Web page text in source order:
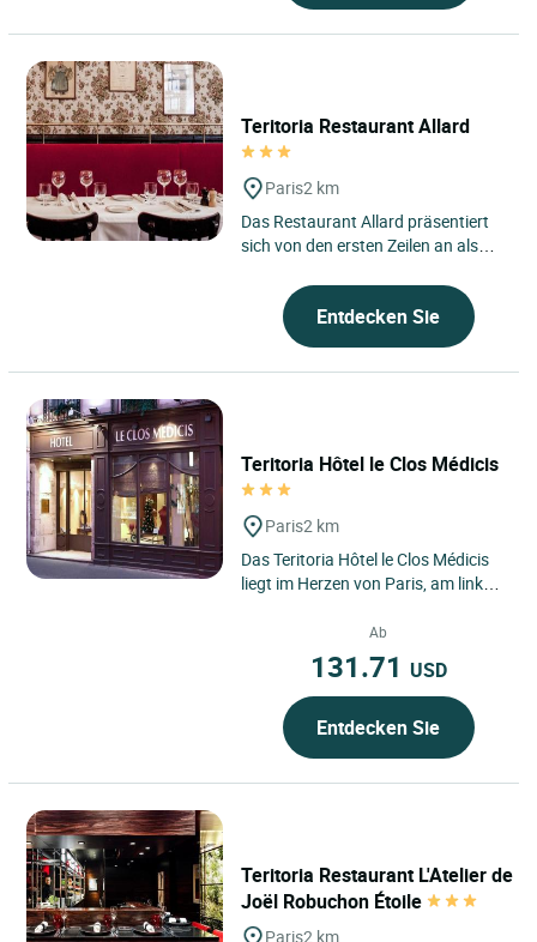
Teritoria Restaurant Allard
Paris2 km
Das Restaurant Allard präsentiert
sich von den ersten Zeilen an als
Arrondissement von...
Entdecken Sie
Teritoria Hôtel le Clos Médicis
Paris2 km
Das Teritoria Hôtel le Clos Médicis
liegt im Herzen von Paris, am linken
Ab
131.71 USD
Entdecken Sie
Teritoria Restaurant L'Atelier de
Joël Robuchon Étoile
Paris2 km